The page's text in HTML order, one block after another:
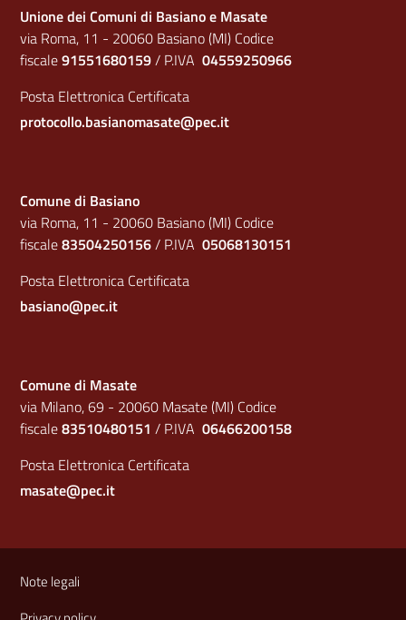
Unione dei Comuni di Basiano e Masate
via Roma, 11 - 20060 Basiano (MI) Codice
fiscale91551680159/ P.IVA 04559250966
Posta Elettronica Certificata
protocollo.basianomasate@pec.it
Comune di Basiano
via Roma, 11 - 20060 Basiano (MI) Codice
fiscale83504250156/ P.IVA 05068130151
Posta Elettronica Certificata
basiano@pec.it
Comune di Masate
via Milano, 69 - 20060 Masate (MI) Codice
fiscale83510480151 / P.IVA 06466200158
Posta Elettronica Certificata
masate@pec.it
Sezione Link Utili
Note legali